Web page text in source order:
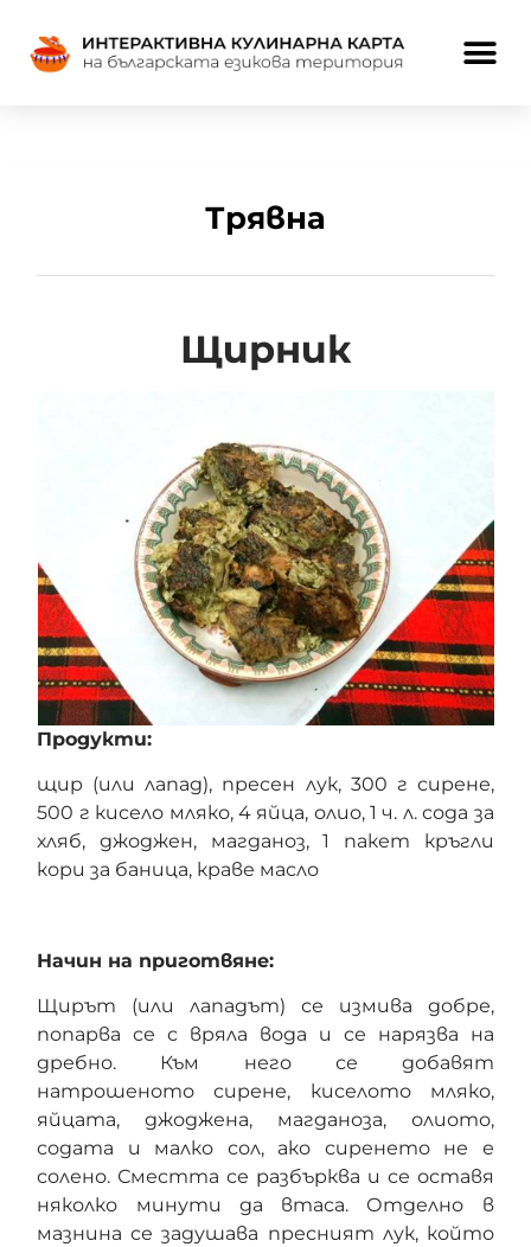
Трявна
Щирник
Продукти:
щир (или лапад), пресен лук, 300 г сирене,
500 г кисело мляко, 4 яйца, олио, 1 ч. л. сода за
хляб, джоджен, магданоз, 1 пакет кръгли
кори за баница, краве масло
Начин на приготвяне:
Щирът (или лападът) се измива добре,
попарва се с вряла вода и се нарязва на
дребно. Към него се добавят
натрошеното сирене, киселото мляко,
яйцата, джоджена, магданоза, олиото,
содата и малко сол, ако сиренето не е
солено. Сместта се разбърква и се оставя
няколко минути да втаса. Отделно в
мазнина се задушава пресният лук, който